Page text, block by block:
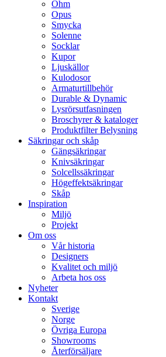
Ohm
Opus
Smycka
Solenne
Socklar
Kupor
Ljuskällor
Kulodosor
Armaturtillbehör
Durable & Dynamic
Lysrörsutfasningen
Broschyrer & kataloger
Produktfilter Belysning
Säkringar och skåp
Gängsäkringar
Knivsäkringar
Solcellssäkringar
Högeffektsäkringar
Skåp
Inspiration
Miljö
Projekt
Om oss
Vår historia
Designers
Kvalitet och miljö
Arbeta hos oss
Nyheter
Kontakt
Sverige
Norge
Övriga Europa
Showrooms
Återförsäljare